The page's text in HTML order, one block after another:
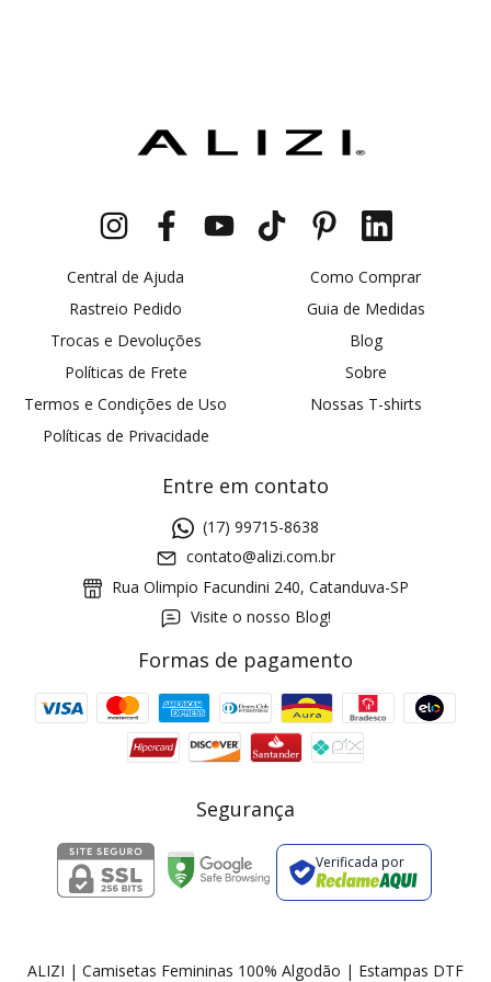
Central de Ajuda
Rastreio Pedido
Trocas e Devoluções
Políticas de Frete
Termos e Condições de Uso
Políticas de Privacidade
Como Comprar
Guia de Medidas
Blog
Sobre
Nossas T-shirts
Entre em contato
(17) 99715-8638
contato@alizi.com.br
Rua Olimpio Facundini 240, Catanduva-SP
Visite o nosso Blog!
Formas de pagamento
Segurança
Verificada por
ALIZI | Camisetas Femininas 100% Algodão | Estampas DTF
Cupom 1a compra: GANHE5
2 pecas 7% OFF